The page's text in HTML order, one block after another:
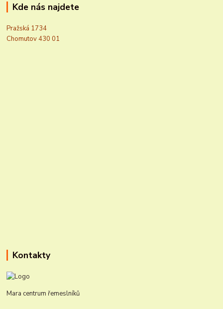
Kde nás najdete
Pražská 1734
Chomutov 430 01
Kontakty
Mara centrum řemeslníků